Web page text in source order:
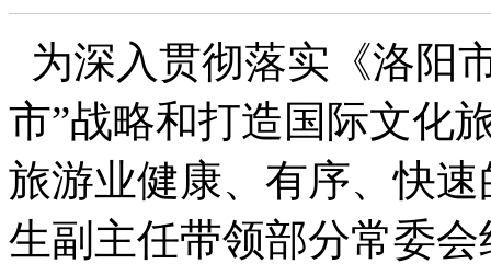
为深入贯彻落实《洛阳
市”战略和打造国际文化
旅游业健康、有序、快
生副主任带领部分常委